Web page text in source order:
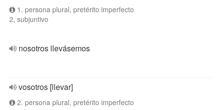
1. persona plural, pretérito imperfecto
2, subjuntivo
nosotros llevásemos
vosotros [llevar]
2. persona plural, pretérito imperfecto